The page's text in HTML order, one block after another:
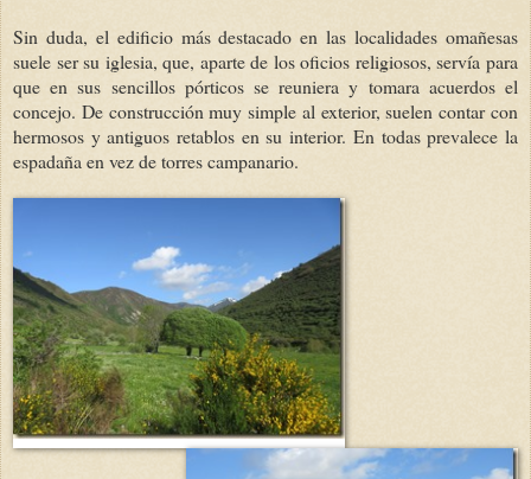
Sin duda, el edificio más destacado en las localidades omañesas
suele ser su iglesia, que, aparte de los oficios religiosos, servía para
que en sus sencillos pórticos se reuniera y tomara acuerdos el
concejo. De construcción muy simple al exterior, suelen contar con
hermosos y antiguos retablos en su interior. En todas prevalece la
espadaña en vez de torres campanario.